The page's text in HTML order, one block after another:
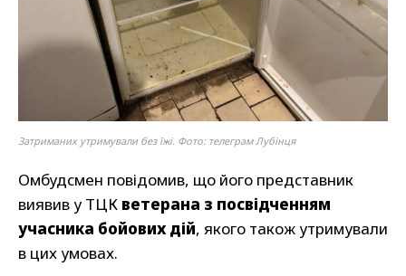
Затриманих утримували без їжі. Фото: телеграм Лубінця
Омбудсмен повідомив, що його представник
виявив у ТЦК ветерана з посвідченням
учасника бойових дій, якого також утримували
в цих умовах.